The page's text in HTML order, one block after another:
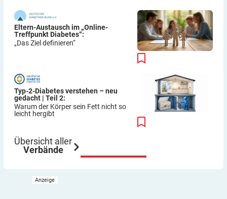
Eltern-Austausch im „Online-
Treffpunkt Diabetes“:
„Das Ziel definieren“
Typ-2-Diabetes verstehen – neu
gedacht | Teil 2:
Warum der Körper sein Fett nicht so
leicht hergibt
Übersicht aller
Verbände